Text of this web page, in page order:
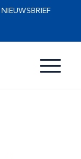
NIEUWSBRIEF